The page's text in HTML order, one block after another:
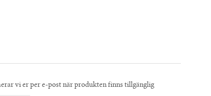
vi er per e-post när produkten finns tillgänglig